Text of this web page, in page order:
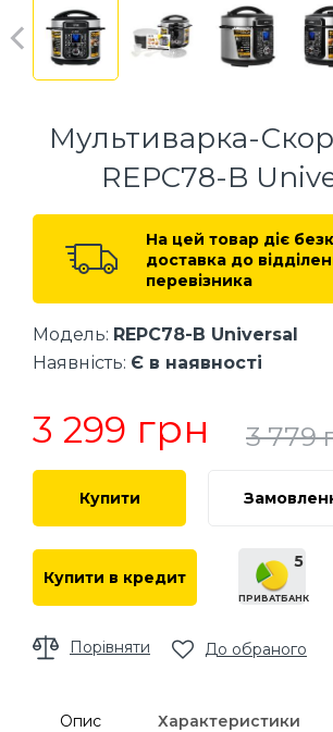
Мультиварка-
REPC78-B
На цей товар діє
доставка до
перевізника
Модель: REPC78-B Universal
Наявність: Є в наявності
3 299 грн 3 779
Купити
Купити в кредит
5
ПРИВАТБАНК
Порівняти До обраного
Опис Характеристики